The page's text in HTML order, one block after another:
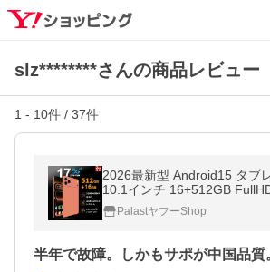
slz********さんの商品レビュー
1 - 10件 / 37件
2026最新型 Android15 タブ
10.1インチ 16+512GB
晶 軽量 HD視力保護 テレワ
動画視聴 GPS 電話 simフリー
PalastヤフーShop
半年で故障。しかもサポが中国品質